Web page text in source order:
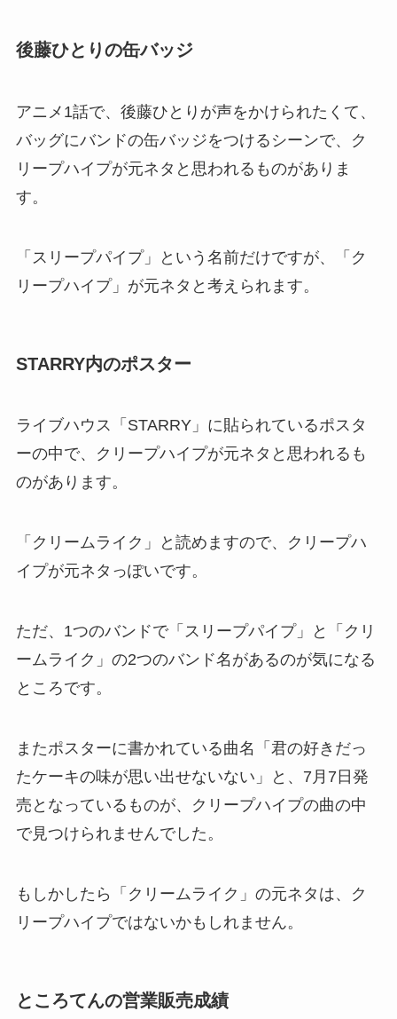
後藤ひとりの缶バッジ
アニメ1話で、後藤ひとりが声をかけられたくて、
バッグにバンドの缶バッジをつけるシーンで、ク
リープハイプが元ネタと思われるものがありま
す。
「スリープパイプ」という名前だけですが、「ク
リープハイプ」が元ネタと考えられます。
STARRY内のポスター
ライブハウス「STARRY」に貼られているポスタ
ーの中で、クリープハイプが元ネタと思われるも
のがあります。
「クリームライク」と読めますので、クリープハ
イプが元ネタっぽいです。
ただ、1つのバンドで「スリープパイプ」と「クリ
ームライク」の2つのバンド名があるのが気になる
ところです。
またポスターに書かれている曲名「君の好きだっ
たケーキの味が思い出せないない」と、7月7日発
売となっているものが、クリープハイプの曲の中
で見つけられませんでした。
もしかしたら「クリームライク」の元ネタは、ク
リープハイプではないかもしれません。
ところてんの営業販売成績